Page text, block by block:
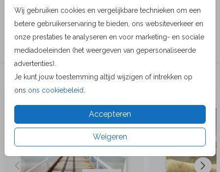
Wij gebruiken cookies en vergelijkbare technieken om een
betere gebruikerservaring te bieden, ons websiteverkeer en
onze prestaties te analyseren en voor marketing- en sociale
mediadoeleinden (het weergeven van gepersonaliseerde
advertenties).
Je kunt jouw toestemming altijd wijzigen of intrekken op
ons ons cookiebeleid
Accepteren
Weigeren
MyCards Design
Collectie
Veel gekozen producten